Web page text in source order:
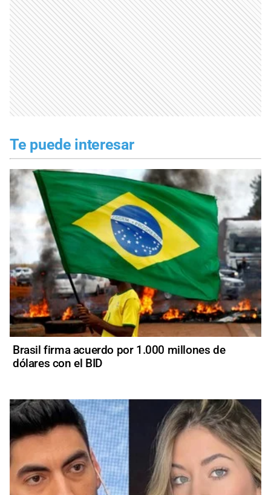
Te puede interesar
Brasil firma acuerdo por 1.000 millones de
dólares con el BID